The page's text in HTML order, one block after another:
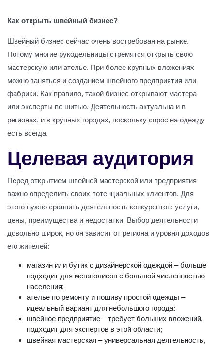
Как открыть швейный бизнес?
Швейный бизнес сейчас очень востребован на рынке.
Потому многие рукодельницы стремятся открыть свою
мастерскую или ателье. При более крупных вложениях
можно заняться и созданием швейного предприятия или
фабрики. Как правило, такой бизнес открывают мастера
или эксперты по шитью. Деятельность актуальна и в
регионах, и в крупных городах, поскольку спрос на одежду
есть всегда.
Целевая аудитория
Перед открытием швейной мастерской или предприятия
важно определить своих потенциальных клиентов. Для
этого нужно сравнить деятельность конкурентов: услуги,
цены, преимущества и недостатки. Выбор деятельности
довольно широк, но он зависит от региона и уровня доходов
его жителей:
магазин или бутик с дизайнерской одеждой – больше
подходит для мегаполисов с большой численностью
населения;
ателье по ремонту и пошиву простой одежды –
идеальный вариант для небольшого города;
швейное предприятие – требует больших вложений,
подходит для экспертов в этой области;
швейная мастерская – универсальная деятельность,